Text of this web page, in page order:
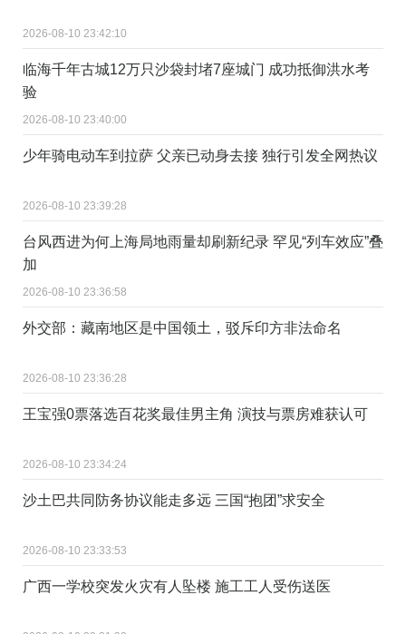
2026-08-10 23:42:10
临海千年古城12万只沙袋封堵7座城门 成功抵御洪水考
验
2026-08-10 23:40:00
少年骑电动车到拉萨 父亲已动身去接 独行引发全网热议
2026-08-10 23:39:28
台风西进为何上海局地雨量却刷新纪录 罕见“列车效应”叠
加
2026-08-10 23:36:58
外交部：藏南地区是中国领土，驳斥印方非法命名
2026-08-10 23:36:28
王宝强0票落选百花奖最佳男主角 演技与票房难获认可
2026-08-10 23:34:24
沙土巴共同防务协议能走多远 三国“抱团”求安全
2026-08-10 23:33:53
广西一学校突发火灾有人坠楼 施工工人受伤送医